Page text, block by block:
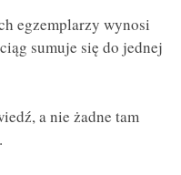
egzemplarzy wynosi
sumuje się do jednej
a nie żadne tam